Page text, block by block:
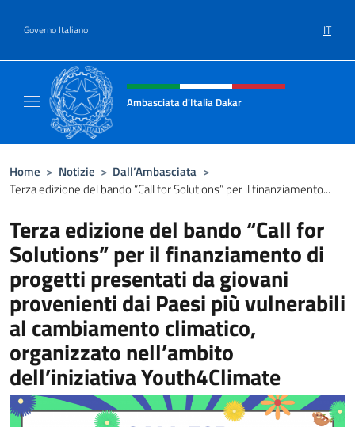
Governo Italiano IT
Intestazione sito, social e menù
Ambasciata d'Italia Dakar
Home > Notizie > Dall’Ambasciata >
Terza edizione del bando “Call for Solutions” per il finanziamento...
Terza edizione del bando “Call for
Solutions” per il finanziamento di
progetti presentati da giovani
provenienti dai Paesi più vulnerabili
al cambiamento climatico,
organizzato nell’ambito
dell’iniziativa Youth4Climate